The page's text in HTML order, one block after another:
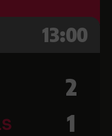
13:00
2
1